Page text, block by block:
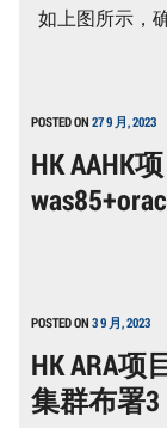
如上图所示
POSTED ON 27 9 月, 2023
HK AAHK
POSTED ON 3 9 月, 2023
HK ARA项
集群布署3